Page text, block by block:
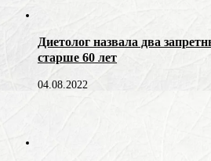
Диетолог назвала два
старше 60 лет
04.08.2022